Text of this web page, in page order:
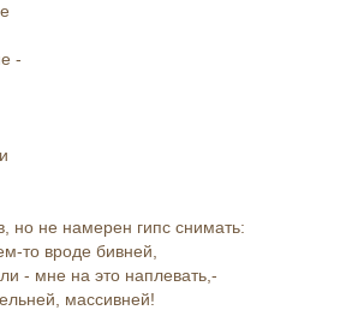
-
но не намерен гипс снимать:
то вроде бивней,
- мне на это наплевать,-
массивней!